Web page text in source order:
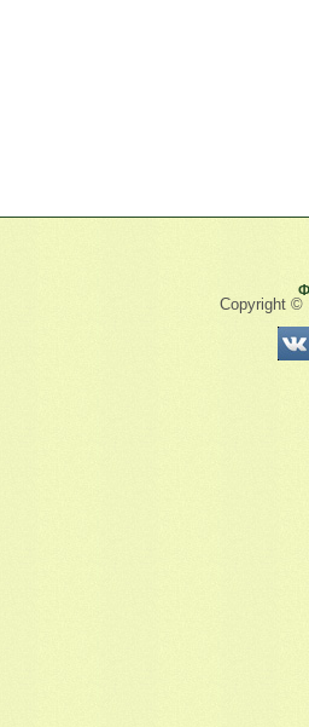
Copyright ©